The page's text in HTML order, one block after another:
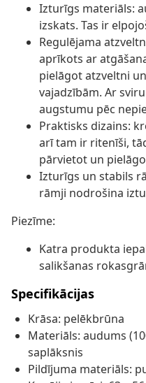
Izturīgs materiāls:
izskats. Tas ir
Regulējama
aprīkots ar
pielāgot atzveltni
vajadzībām. Ar
augstumu pēc
Praktisks dizains:
arī tam ir ritenīši,
pārvietot un
Izturīgs un stabils
rāmji nodrošina
Piezīme:
Katra produkta
salikšanas
Specifikācijas
Krāsa: pelēkbrūna
Materiāls: audums
saplāksnis
Pildījuma materiāls: